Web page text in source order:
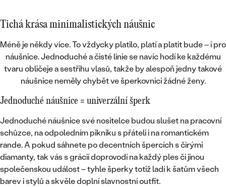
Tichá krása minimalistických náušnic
Méně je někdy více. To vždycky platilo, platí a platit bude – i pro
náušnice. Jednoduché a čisté linie se navíc hodí ke každému
tvaru obličeje a sestřihu vlasů, takže by alespoň jedny takové
náušnice neměly chybět ve šperkovnici žádné ženy.
Jednoduché náušnice = univerzální šperk
Jednoduché náušnice své nositelce budou slušet na pracovní
schůzce, na odpoledním pikniku s přáteli i na romantickém
rande. A pokud sáhnete podecentních špercích s čirými
diamanty, tak vás s grácií doprovodí na každý ples či jinou
společenskou událost – tyhle šperky totiž ladí k šatům všech
barev i stylů a skvěle doplní slavnostní outfit.